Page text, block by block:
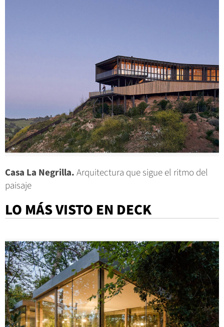
Casa La Negrilla.Arquitectura que sigue el ritmo del
paisaje
LO MÁS VISTO EN DECK